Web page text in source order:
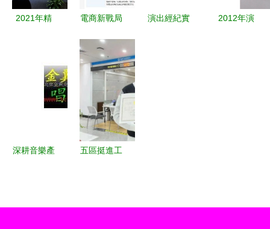
認，經營演
2021年精
出與經紀業
務的推介會
電商新戰局
爭奪戰中的
文娛跨界突
圍
演出經紀實
2012年演
深耕音樂產
五區挺進工